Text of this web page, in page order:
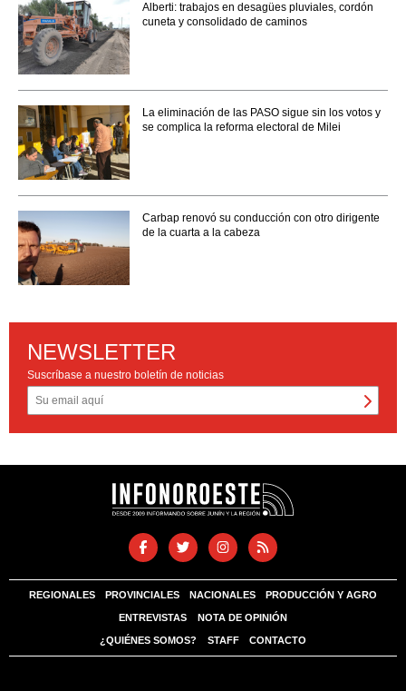
Alberti: trabajos en desagües pluviales, cordón
cuneta y consolidado de caminos
La eliminación de las PASO sigue sin los votos y
se complica la reforma electoral de Milei
Carbap renovó su conducción con otro dirigente
de la cuarta a la cabeza
NEWSLETTER
Suscríbase a nuestro boletín de noticias
REGIONALES PROVINCIALES NACIONALES PRODUCCIÓN Y AGRO
ENTREVISTAS NOTA DE OPINIÓN
¿QUIÉNES SOMOS? STAFF CONTACTO